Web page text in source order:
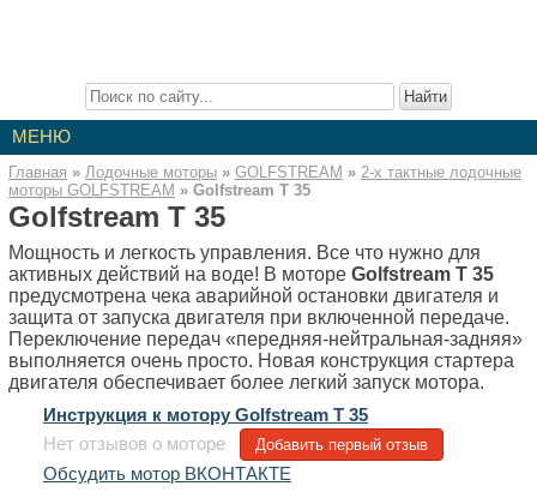
МЕНЮ
Главная » Лодочные моторы » GOLFSTREAM » 2-x тактные лодочные
моторы GOLFSTREAM » Golfstream Т 35
Golfstream Т 35
Мощность и легкость управления. Все что нужно для
активных действий на воде! В моторе Golfstream Т 35
предусмотрена чека аварийной остановки двигателя и
защита от запуска двигателя при включенной передаче.
Переключение передач «передняя-нейтральная-задняя»
выполняется очень просто. Новая конструкция стартера
двигателя обеспечивает более легкий запуск мотора.
Инструкция к мотору Golfstream Т 35
Нет отзывов о моторе
Добавить первый отзыв
Обсудить мотор ВКОНТАКТЕ